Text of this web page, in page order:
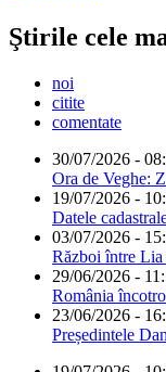
Ştirile cele
noi
citite
comentate
30/07/2026 -
Ora de Veghe:
19/07/2026 -
Datele
03/07/2026 -
Război între
29/06/2026 -
România
23/06/2026 -
Președintele